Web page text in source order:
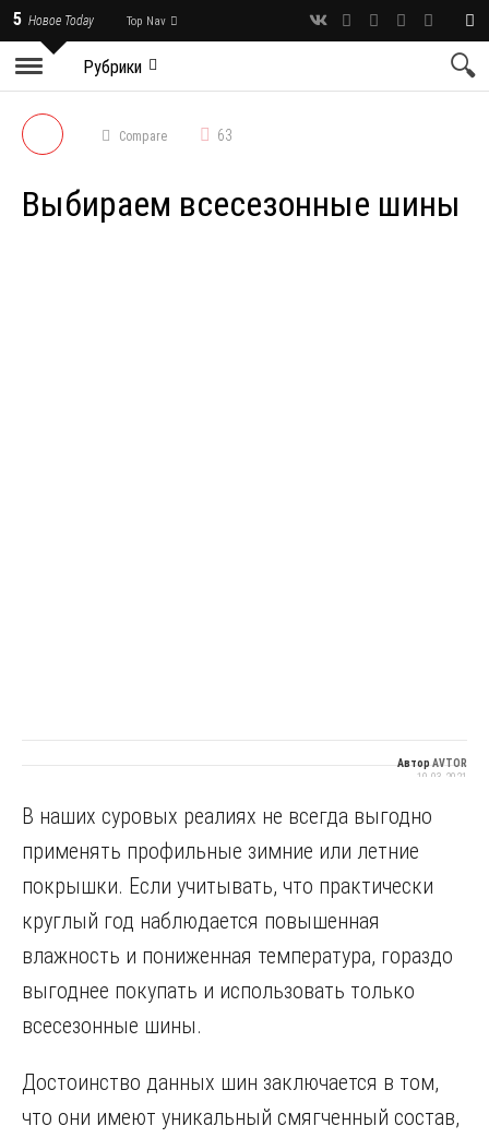
5 Новое Today Top Nav
Рубрики
Compare 63
Выбираем всесезонные шины
АвторAVTOR
10.03.2021
В наших суровых реалиях не всегда выгодно
применять профильные зимние или летние
покрышки. Если учитывать, что практически
круглый год наблюдается повышенная
влажность и пониженная температура, гораздо
выгоднее покупать и использовать только
всесезонные шины.
Достоинство данных шин заключается в том,
что они имеют уникальный смягченный состав,